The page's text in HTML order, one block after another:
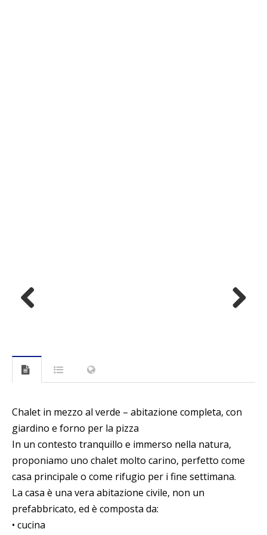
Chalet in mezzo al verde – abitazione completa, con
giardino e forno per la pizza
In un contesto tranquillo e immerso nella natura,
proponiamo uno chalet molto carino, perfetto come
casa principale o come rifugio per i fine settimana.
La casa è una vera abitazione civile, non un
prefabbricato, ed è composta da:
• cucina